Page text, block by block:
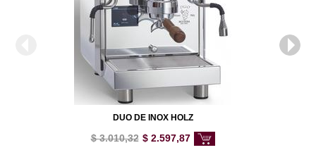
DUO DE INOX HOLZ
$3.010,32 $ 2.597,87